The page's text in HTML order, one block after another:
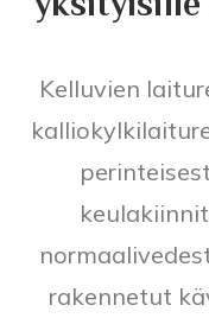
Kelluvien
rakennetut